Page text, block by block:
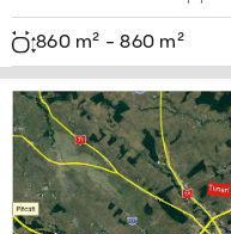
cu vizibilitate din
București, Est,Afumati,
Depozit frigorific situat
DN2 (E85), compus din
birouri și teren generos
potrivită pentru
perisabile precum
1.400 m² - 4.800 m²